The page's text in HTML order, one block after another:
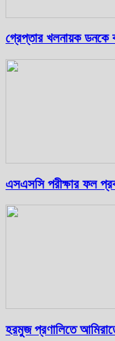
গ্রেপ্তার খলনায়ক ডনকে
এসএসসি পরীক্ষার ফল
হরমুজ প্রণালিতে